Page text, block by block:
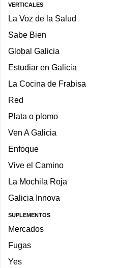
VERTICALES
La Voz de la Salud
Sabe Bien
Global Galicia
Estudiar en Galicia
La Cocina de Frabisa
Red
Plata o plomo
Ven A Galicia
Enfoque
Vive el Camino
La Mochila Roja
Galicia Innova
SUPLEMENTOS
Mercados
Fugas
Yes